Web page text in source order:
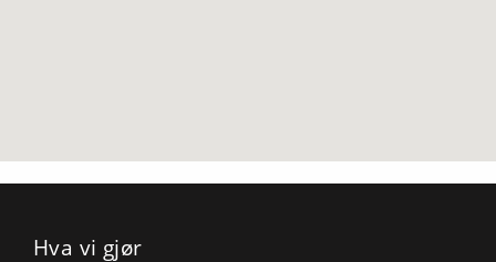
Hva vi gjør